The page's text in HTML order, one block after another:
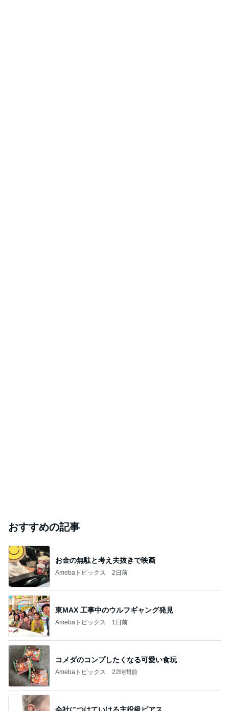
おすすめの記事
お金の無駄と考え夫抜きで映画
Amebaトピックス 2日前
東MAX 工事中のウルフギャング発見
Amebaトピックス 1日前
コメダのコンプしたくなる可愛い食玩
Amebaトピックス 22時間前
会社につけていける主役級ピアス